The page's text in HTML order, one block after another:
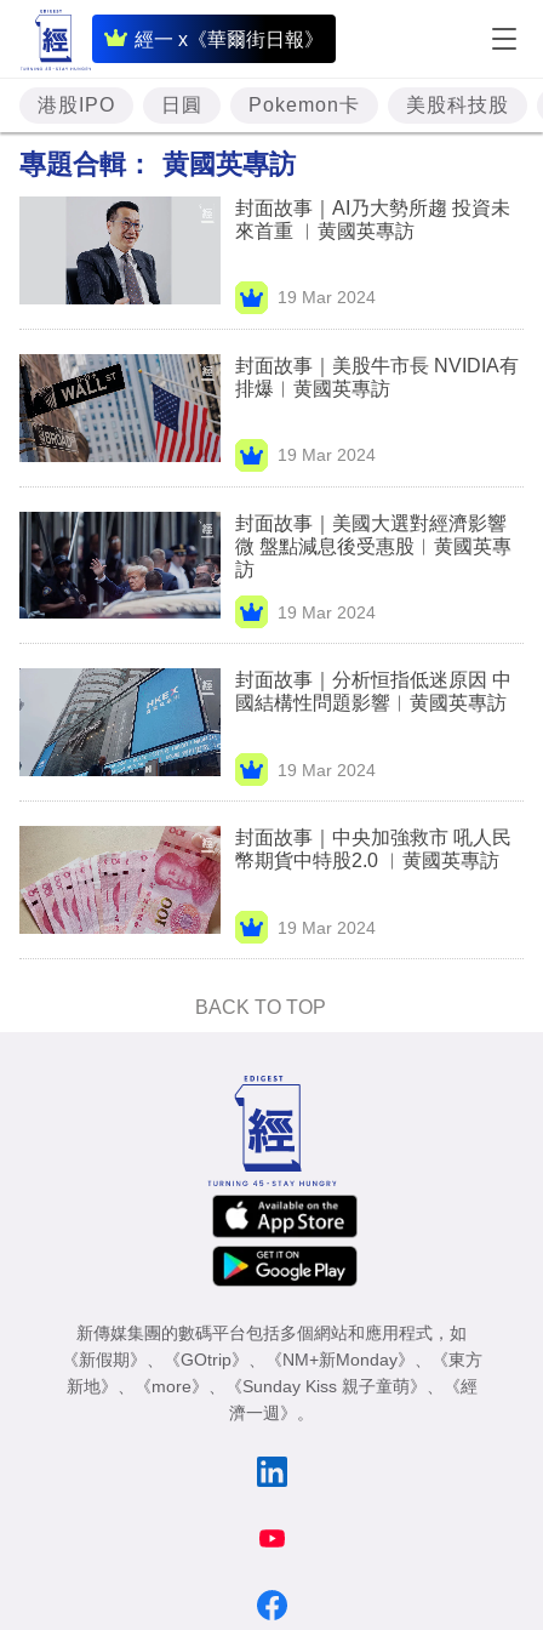
經一 x《華爾街日報》
即
時
財
經
投
資
樓
市
理
商
業
科
技
職
生
時
事
港股IPO 日圓 Pokemon卡 美股科技股
專題合輯： 黄國英專訪
封面故事｜AI乃大勢所趨 投資未
來首重 ︳黄國英專訪
19 Mar 2024
封面故事｜美股牛市長 NVIDIA有
排爆︳黄國英專訪
19 Mar 2024
封面故事｜美國大選對經濟影響
微 盤點減息後受惠股︳黄國英專
訪
19 Mar 2024
封面故事｜分析恒指低迷原因 中
國結構性問題影響︳黄國英專訪
19 Mar 2024
封面故事｜中央加強救市 吼人民
幣期貨中特股2.0 ︳黄國英專訪
19 Mar 2024
BACK TO TOP
新傳媒集團的數碼平台包括多個網站和應用程式，如
《新假期》
《GOtrip》 《NM+新Monday》
《東方
新地》
《more》 《Sunday Kiss 親子童萌》
《經
濟一週》
。